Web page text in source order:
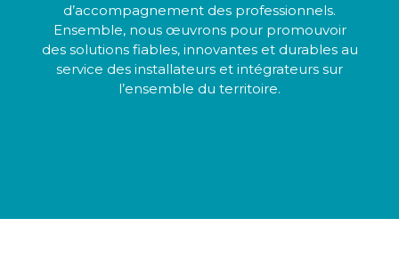
d’accompagnement des professionnels.
Ensemble, nous œuvrons pour promouvoir
des solutions fiables, innovantes et durables au
service des installateurs et intégrateurs sur
l’ensemble du territoire.